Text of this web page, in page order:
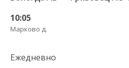
10:05
Марково д.
Ежедневно